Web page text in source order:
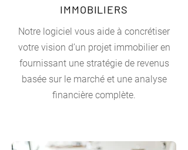
IMMOBILIERS
Notre logiciel vous aide à concrétiser
votre vision d’un projet immobilier en
fournissant une stratégie de revenus
basée sur le marché et une analyse
financière complète.